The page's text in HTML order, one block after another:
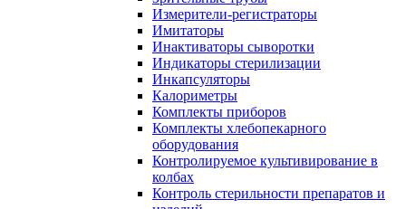
Измерители-регистраторы
Имитаторы
Инактиваторы сыворотки
Индикаторы стерилизации
Инкапсуляторы
Калориметры
Комплекты приборов
Комплекты хлебопекарного
оборудования
Контролируемое культивирование в
колбах
Контроль стерильности препаратов и